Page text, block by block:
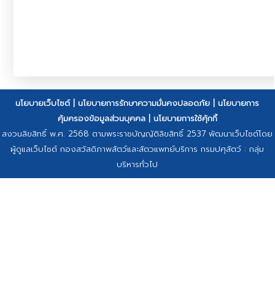
นโยบายเว็บไซต์|นโยบายการรักษาความมั่นคงปลอดภัย |นโยบายการ
คุ้มครองข้อมูลส่วนบุคคล| นโยบายการใช้คุ้กกี้
สงวนลิขสิทธิ์ พ.ศ. 2568 ตามพระราชบัญญัติลิขสิทธิ์ 2537 พัฒนาเว็บไซต์โดย
ผู้ดูแลเว็บไซต์ กองสวัสดิภาพสัตว์และสัตวแพทย์บริการ กรมปศุสัตว์ : กลุ่ม
บริหารทั่วไป